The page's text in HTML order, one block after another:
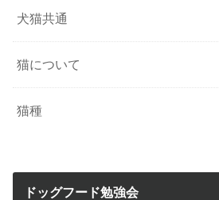
犬猫共通
猫について
猫種
ドッグフード勉強会